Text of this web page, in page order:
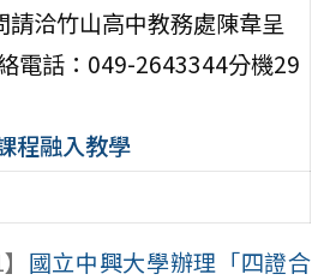
請洽竹山高中教務處陳韋呈
電話：049-2643344分機29
程融入教學
國立中興大學辦理「四證合